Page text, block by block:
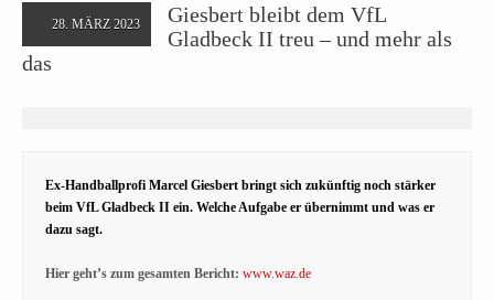
28. MÄRZ 2023
Giesbert bleibt dem VfL
Gladbeck II treu – und mehr als
das
Ex-Handballprofi Marcel Giesbert bringt sich zukünftig noch stärker
beim VfL Gladbeck II ein. Welche Aufgabe er übernimmt und was er
dazu sagt.
Hier geht’s zum gesamten Bericht: www.waz.de